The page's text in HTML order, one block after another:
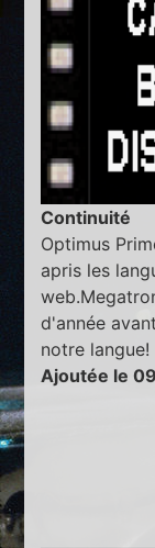
Continuité
Optimus
apris les
d'année
notre langue!
Ajoutée le